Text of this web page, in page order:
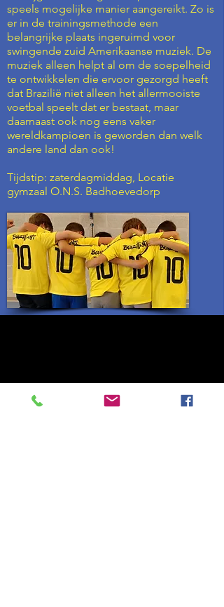
speels mogelijke manier aangereikt. Zo is
er in de trainingsmethode een
belangrijke plaats ingeruimd voor
swingende zuid Amerikaanse muziek. De
muziek alleen helpt al om de soepelheid
te ontwikkelen die ervoor gezorgd heeft
dat Brazilië niet alleen het allermooiste
voetbal speelt dat er bestaat, maar
daarnaast ook nog eens vaker
wereldkampioen is geworden dan welk
andere land dan ook!
Tijdstip: zaterdagmiddag, Locatie
gymzaal O.N.S. Badhoevedorp